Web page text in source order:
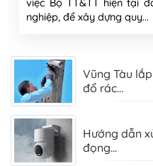
nghiệp, để xây dựng quy...
Vũng Tàu
đổ rác...
Hướng dẫn
đọng...